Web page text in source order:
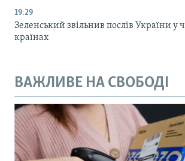
19:29
Зеленський звільнив послів України у
країнах
ВАЖЛИВЕ НА СВОБОДІ